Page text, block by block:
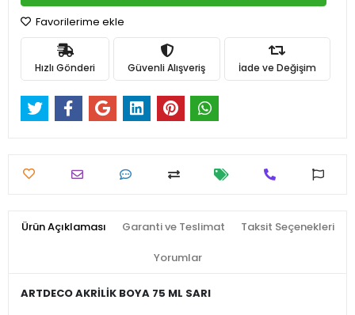
Favorilerime ekle
Hızlı Gönderi Güvenli Alışveriş İade ve Değişim
Ürün Açıklaması Garanti ve Teslimat Taksit Seçenekleri
Yorumlar
ARTDECO AKRİLİK BOYA 75 ML SARI